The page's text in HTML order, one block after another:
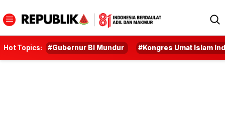
Hot Topics: #Gubernur BI Mundur #Kongres Umat Islam